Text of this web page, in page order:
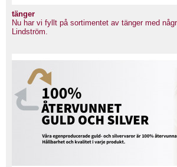
tänger
Nu har vi fyllt på sortimentet av tänger med
Lindström.